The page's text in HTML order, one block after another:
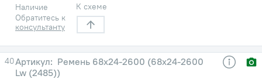
Наличие
Обратитесь к
консультанту
К схеме
40
Ремень 68х24-2600 (68х24-2600
Lw (2485))